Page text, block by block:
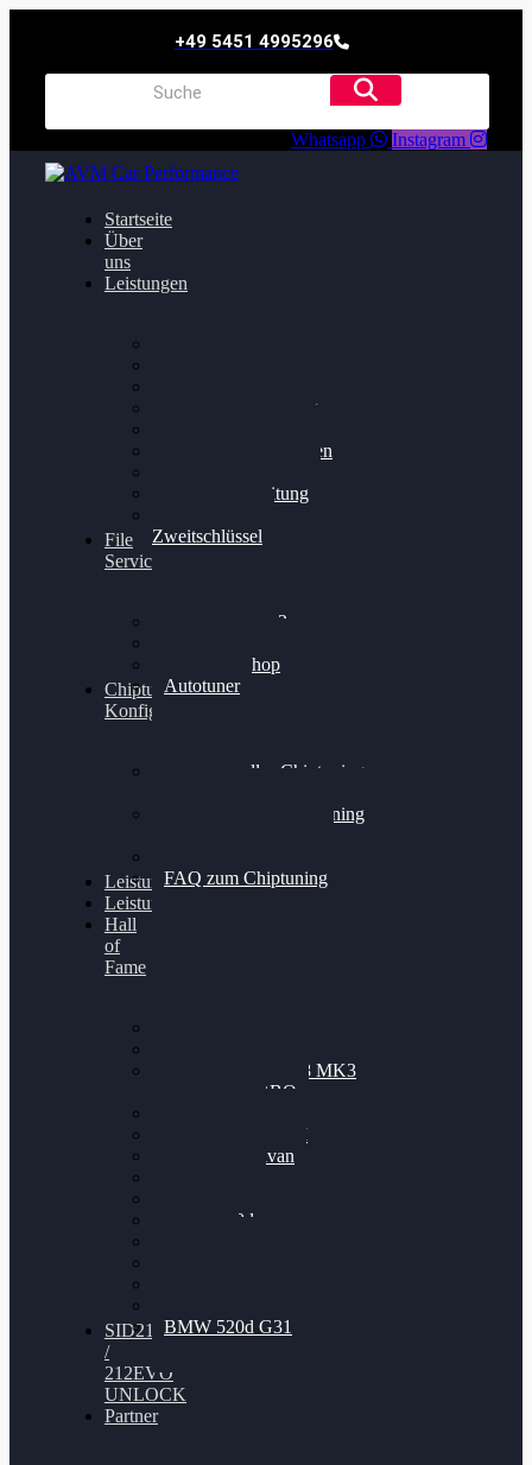
+49 5451 4995296
Whatsapp Instagram
Startseite
Über
uns
Leistungen
Getriebeoptimierung
Bremsscheiben planen
Felgenaufbereitung
Zweitschlüssel
File
Service
Alientech Kess3
Alientech Shop
Autotuner
Chiptuning
Konfigurator
Professionelles Chiptuning
Professionelles Chiptuning
FAQ zum Chiptuning
Leistungsmessung
Leistungsprüfstand
Hall
of
Fame
Nissan GT-R35 3.8 MK3
V6 TWINTURBO
VW Passat 2.0TDI
VW T6 Multivan
BMW 120d
BMW 520d G31
SID212
/
212EVO
UNLOCK
Partner